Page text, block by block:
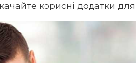
корисні додатки для